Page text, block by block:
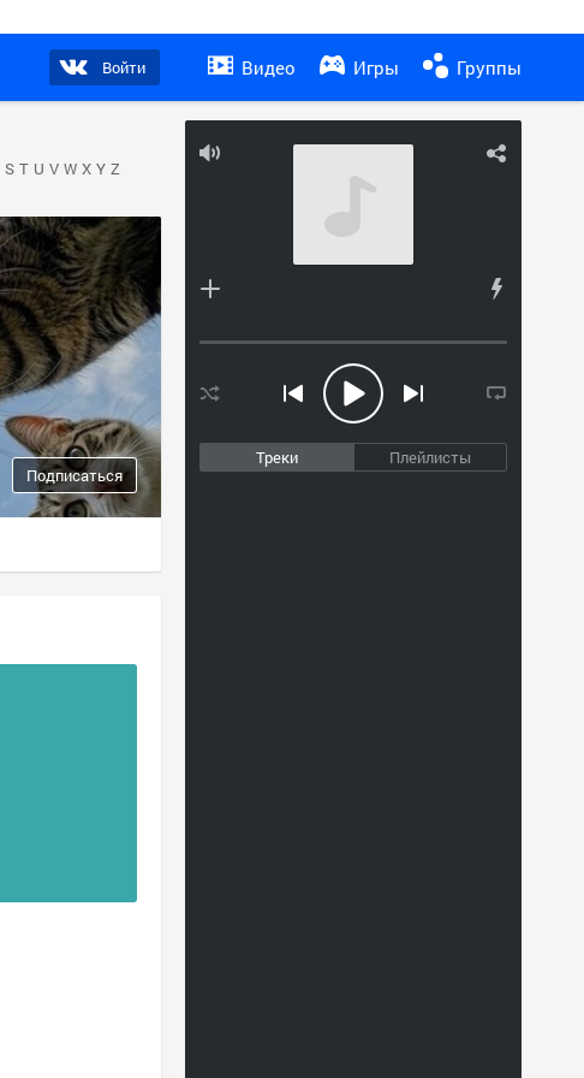
Войти Видео Игры Группы
Треки Плейлисты
S T U V W X Y Z
Подписаться